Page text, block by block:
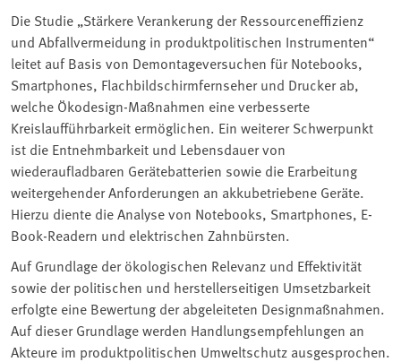
Die Studie „Stärkere Verankerung der Ressourceneffizienz
und Abfallvermeidung in produktpolitischen Instrumenten“
leitet auf Basis von Demontageversuchen für Notebooks,
Smartphones, Flachbildschirmfernseher und Drucker ab,
welche Ökodesign-Maßnahmen eine verbesserte
Kreislaufführbarkeit ermöglichen. Ein weiterer Schwerpunkt
ist die Entnehmbarkeit und Lebensdauer von
wiederaufladbaren Gerätebatterien sowie die Erarbeitung
weitergehender Anforderungen an akkubetriebene Geräte.
Hierzu diente die Analyse von Notebooks, Smartphones, E-
Book-Readern und elektrischen Zahnbürsten.
Auf Grundlage der ökologischen Relevanz und Effektivität
sowie der politischen und herstellerseitigen Umsetzbarkeit
erfolgte eine Bewertung der abgeleiteten Designmaßnahmen.
Auf dieser Grundlage werden Handlungsempfehlungen an
Akteure im produktpolitischen Umweltschutz ausgesprochen.